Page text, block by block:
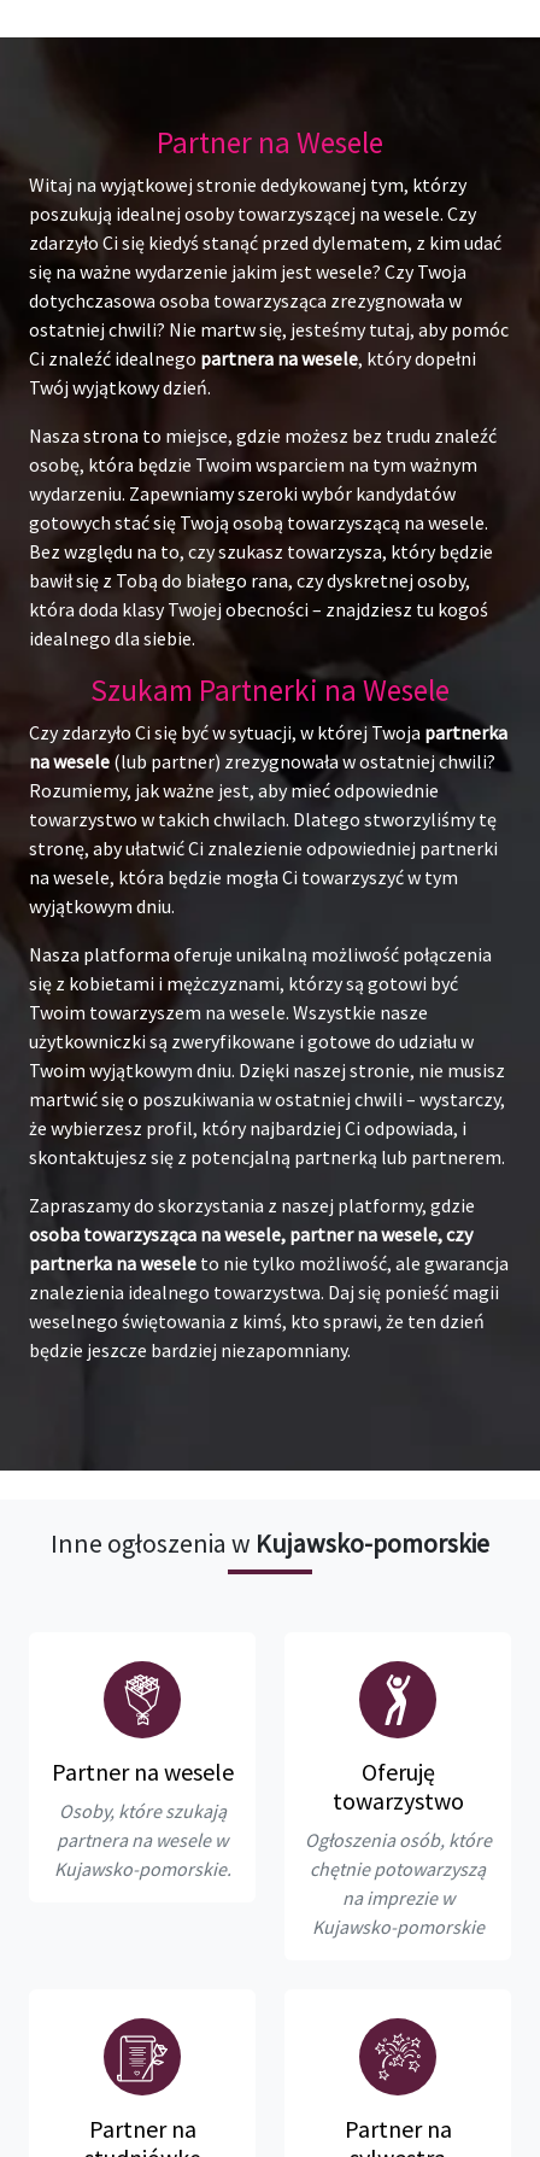
Partner na Wesele
Witaj na wyjątkowej stronie dedykowanej tym, którzy
poszukują idealnej osoby towarzyszącej na wesele. Czy
zdarzyło Ci się kiedyś stanąć przed dylematem, z kim udać
się na ważne wydarzenie jakim jest wesele? Czy Twoja
dotychczasowa osoba towarzysząca zrezygnowała w
ostatniej chwili? Nie martw się, jesteśmy tutaj, aby pomóc
Ci znaleźć idealnego partnera na wesele, który dopełni
Twój wyjątkowy dzień.
Nasza strona to miejsce, gdzie możesz bez trudu znaleźć
osobę, która będzie Twoim wsparciem na tym ważnym
wydarzeniu. Zapewniamy szeroki wybór kandydatów
gotowych stać się Twoją osobą towarzyszącą na wesele.
Bez względu na to, czy szukasz towarzysza, który będzie
bawił się z Tobą do białego rana, czy dyskretnej osoby,
która doda klasy Twojej obecności – znajdziesz tu kogoś
idealnego dla siebie.
Szukam Partnerki na Wesele
Czy zdarzyło Ci się być w sytuacji, w której Twoja partnerka
na wesele (lub partner) zrezygnowała w ostatniej chwili?
Rozumiemy, jak ważne jest, aby mieć odpowiednie
towarzystwo w takich chwilach. Dlatego stworzyliśmy tę
stronę, aby ułatwić Ci znalezienie odpowiedniej partnerki
na wesele, która będzie mogła Ci towarzyszyć w tym
wyjątkowym dniu.
Nasza platforma oferuje unikalną możliwość połączenia
się z kobietami i mężczyznami, którzy są gotowi być
Twoim towarzyszem na wesele. Wszystkie nasze
użytkowniczki są zweryfikowane i gotowe do udziału w
Twoim wyjątkowym dniu. Dzięki naszej stronie, nie musisz
martwić się o poszukiwania w ostatniej chwili – wystarczy,
że wybierzesz profil, który najbardziej Ci odpowiada, i
skontaktujesz się z potencjalną partnerką lub partnerem.
Zapraszamy do skorzystania z naszej platformy, gdzie
osoba towarzysząca na wesele, partner na wesele, czy
partnerka na wesele to nie tylko możliwość, ale gwarancja
znalezienia idealnego towarzystwa. Daj się ponieść magii
weselnego świętowania z kimś, kto sprawi, że ten dzień
będzie jeszcze bardziej niezapomniany.
Inne ogłoszenia w Kujawsko-pomorskie
Partner na wesele
Osoby, które szukają
partnera na wesele w
Kujawsko-pomorskie.
Oferuję
towarzystwo
Ogłoszenia osób, które
chętnie potowarzyszą
na imprezie w
Kujawsko-pomorskie
Partner na
Partner na